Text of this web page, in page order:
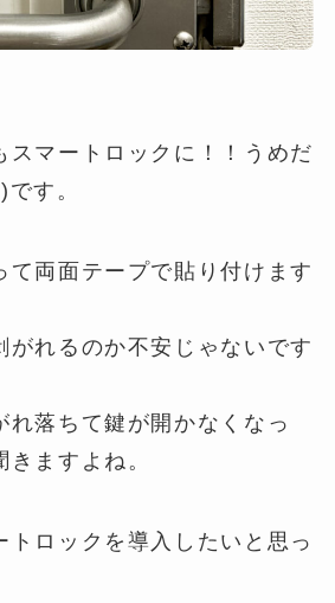
マートロックに！！うめだ
)です。
て両面テープで貼り付けます
がれるのか不安じゃないです
れ落ちて鍵が開かなくなっ
ますよね。
トロックを導入したいと思っ